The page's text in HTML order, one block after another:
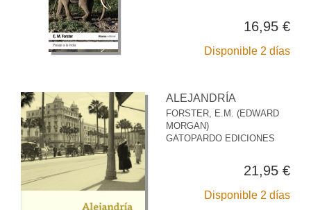
16,95 €
Disponible 2 días
ALEJANDRÍA
FORSTER, E.M. (EDWARD
MORGAN)
GATOPARDO EDICIONES
21,95 €
Disponible 2 días